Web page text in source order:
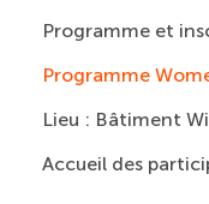
Programme et
Programme
Lieu : Bâtiment
Accueil des